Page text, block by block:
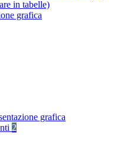
in tabelle)
grafica
grafica
2